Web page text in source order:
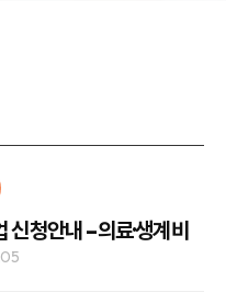
청안내 –의료·생계비